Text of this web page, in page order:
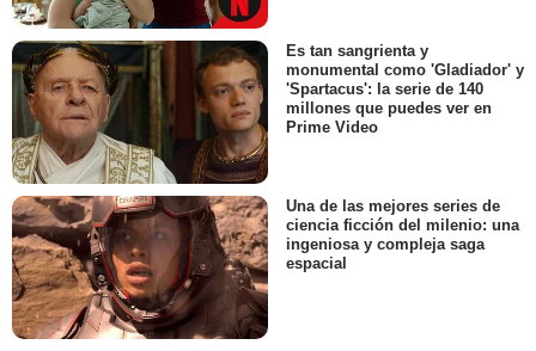
Es tan sangrienta y
monumental como 'Gladiador' y
'Spartacus': la serie de 140
millones que puedes ver en
Prime Video
Una de las mejores series de
ciencia ficción del milenio: una
ingeniosa y compleja saga
espacial